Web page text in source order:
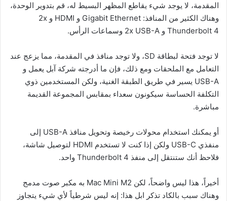
المقدمة، لا يوجد شيء يقاطع المظهر البسيط له، قم بتدوير الوحدة،
وهناك الكثير من المنافذ: Gigabit Ethernet و HDMI و 2x
Thunderbolt 4 و 2x USB-A وسماعات الرأس.
لا توجد فتحة لبطاقة SD، ولا توجد منافذ في المقدمة، مما يزعج عند
التعامل مع الملحقات ومع ذلك، فإن ما أدرجته شركة آبل يعمل و
USB-A يسير في طريق الطبقة الغنية، ولكن المستخدمين ذوي
التكلفة الحساسة سيكونون سعداء بمقابس المجموعة القديمة
مباشرة.
أو يمكنك استخدام محولات رخيصة وتحويل منافذ USB-A إلى
منفذي USB-C ولكن إذا كنت لا تستخدم HDMI لتوصيل شاشة،
فلاحظ أنك ستنتقل إلى منفذ Thunderbolt 4 واحد.
أخيراً، هذا ليس واضحاً، لكن Mac Mini M2 به مكبر صوت مدمج
وهناك سبب بالكاد تذكر ابل هذا: إنه ليس شرطياً لأي شيء يتجاوز